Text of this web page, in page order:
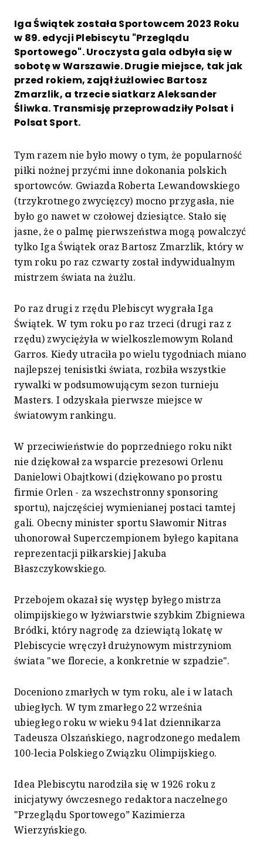
Iga Świątek została Sportowcem 2023 Roku
w 89. edycji Plebiscytu "Przeglądu
Sportowego". Uroczysta gala odbyła się w
sobotę w Warszawie. Drugie miejsce, tak jak
przed rokiem, zajął żużlowiec Bartosz
Zmarzlik, a trzecie siatkarz Aleksander
Śliwka. Transmisję przeprowadziły Polsat i
Polsat Sport.
Tym razem nie było mowy o tym, że popularność
piłki nożnej przyćmi inne dokonania polskich
sportowców. Gwiazda Roberta Lewandowskiego
(trzykrotnego zwycięzcy) mocno przygasła, nie
było go nawet w czołowej dziesiątce. Stało się
jasne, że o palmę pierwszeństwa mogą powalczyć
tylko Iga Świątek oraz Bartosz Zmarzlik, który w
tym roku po raz czwarty został indywidualnym
mistrzem świata na żużlu.
Po raz drugi z rzędu Plebiscyt wygrała Iga
Świątek. W tym roku po raz trzeci (drugi raz z
rzędu) zwyciężyła w wielkoszlemowym Roland
Garros. Kiedy utraciła po wielu tygodniach miano
najlepszej tenisistki świata, rozbiła wszystkie
rywalki w podsumowującym sezon turnieju
Masters. I odzyskała pierwsze miejsce w
światowym rankingu.
W przeciwieństwie do poprzedniego roku nikt
nie dziękował za wsparcie prezesowi Orlenu
Danielowi Obajtkowi (dziękowano po prostu
firmie Orlen - za wszechstronny sponsoring
sportu), najczęściej wymienianej postaci tamtej
gali. Obecny minister sportu Sławomir Nitras
uhonorował Superczempionem byłego kapitana
reprezentacji piłkarskiej Jakuba
Błaszczykowskiego.
Przebojem okazał się występ byłego mistrza
olimpijskiego w łyżwiarstwie szybkim Zbigniewa
Bródki, który nagrodę za dziewiątą lokatę w
Plebiscycie wręczył drużynowym mistrzyniom
świata "we florecie, a konkretnie w szpadzie".
Doceniono zmarłych w tym roku, ale i w latach
ubiegłych. W tym zmarłego 22 września
ubiegłego roku w wieku 94 lat dziennikarza
Tadeusza Olszańskiego, nagrodzonego medalem
100-lecia Polskiego Związku Olimpijskiego.
Idea Plebiscytu narodziła się w 1926 roku z
inicjatywy ówczesnego redaktora naczelnego
"Przeglądu Sportowego” Kazimierza
Wierzyńskiego.